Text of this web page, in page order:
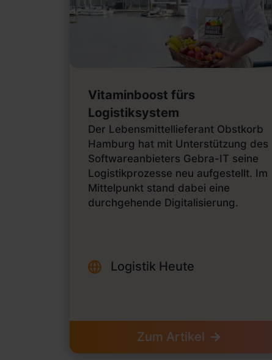
Vitaminboost fürs
Logistiksystem
Der Lebensmittellieferant Obstkorb
Hamburg hat mit Unterstützung des
Softwareanbieters Gebra-IT seine
Logistikprozesse neu aufgestellt. Im
Mittelpunkt stand dabei eine
durchgehende Digitalisierung.
Logistik Heute
Zum Artikel